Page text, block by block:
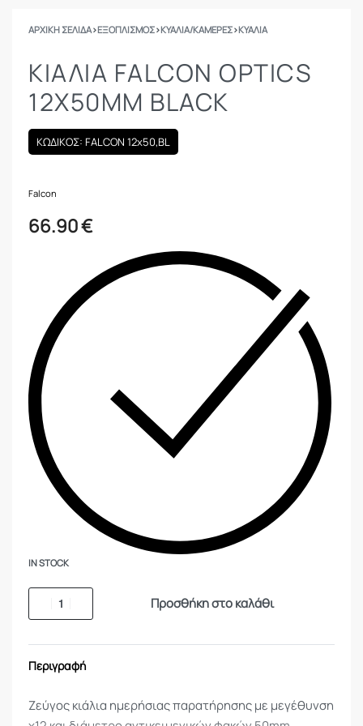
ΑΡΧΙΚΉ ΣΕΛΊΔΑ›ΕΞΟΠΛΙΣΜΟΣ›ΚΥΆΛΙΑ/ΚΆΜΕΡΕΣ›ΚΥΆΛΙΑ
ΚΙΑΛΙΑ FALCON OPTICS
12X50MM BLACK
ΚΩΔΙΚΟΣ: FALCON 12x50,BL
Falcon
66.90€
IN STOCK
Προσθήκη στο καλάθι
Περιγραφή
Ζεύγος κιάλια ημερήσιας παρατήρησης με μεγέθυνση